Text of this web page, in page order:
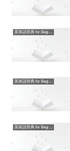
英単語辞典 for Beginners
英単語辞典 for Beginners
英単語辞典 for Beginners